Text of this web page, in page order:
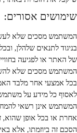
שימושים אסורים:
המשתמש מסכים שלא
בניגוד לתנאים שלהלן,
של האתר או לפגיעה
המשתמש מסכים שלא
בכל אמצעי אחר מלבד
לאסוף כל מידע על
המשתמש אינן רשאי
אחרת או בכל אופן שהוא,
הסכם זה ביוזמתו, אלא